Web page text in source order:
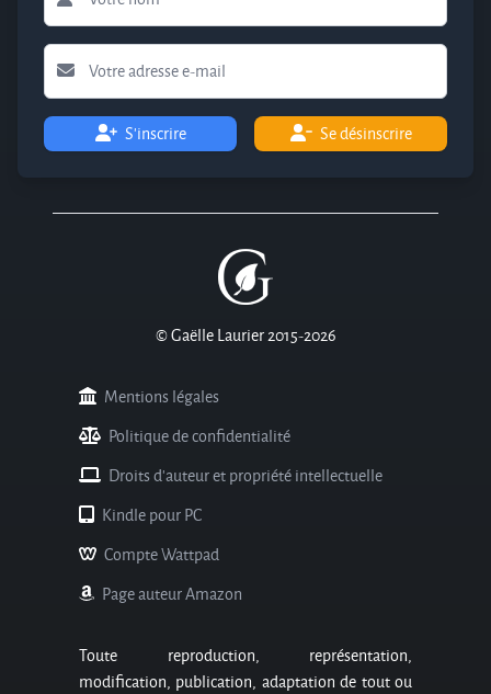
S'inscrire Se désinscrire
© Gaëlle Laurier 2015-2026
Mentions légales
Politique de confidentialité
Droits d'auteur et propriété intellectuelle
Kindle pour PC
Compte Wattpad
Page auteur Amazon
Toute reproduction, représentation,
modification, publication, adaptation de tout ou